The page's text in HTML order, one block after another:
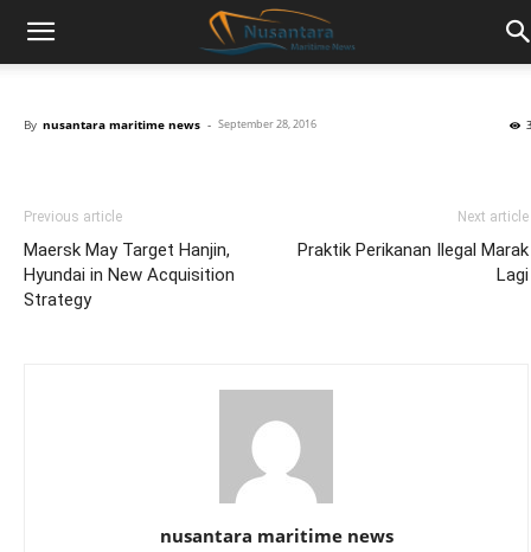
By nusantara maritime news - September 28, 2016
Previous article
Maersk May Target Hanjin,
Hyundai in New Acquisition
Strategy
Next article
Praktik Perikanan Ilegal Marak
Lagi
nusantara maritime news